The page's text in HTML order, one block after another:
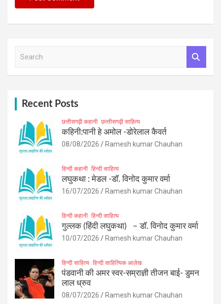
Recent Posts
छत्तीसगढ़ी कहानी छत्‍तीसगढ़ी साहित्‍य
कहिनी:पानी हे अमोल -डोरेलाल कैवर्त
08/08/2026 Ramesh kumar Chauhan
हिन्दी कहानी हिन्दी साहित्य
लघुकथा : मेडल -डॉ. विनोद कुमार वर्मा
16/07/2026 Ramesh kumar Chauhan
हिन्दी कहानी हिन्दी साहित्य
गुल्लक (हिंदी लघुकथा) – डॉ. विनोद कुमार वर्मा
10/07/2026 Ramesh kumar Chauhan
हिन्दी साहित्य हिन्दी साहित्यिक आलेख
पंडवानी की अमर स्वर-सम्राज्ञी तीजन बाई- डुमन
लाल ध्रुव
08/07/2026 Ramesh kumar Chauhan